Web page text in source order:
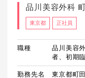
品川美容外科
東京都 正社員
職種
品川美容
者、初期
勤務先名 東京都町